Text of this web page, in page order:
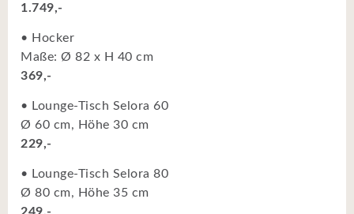
1.749,-
• Hocker
Maße: Ø 82 x H 40 cm
369,-
• Lounge-Tisch Selora 60
Ø 60 cm, Höhe 30 cm
229,-
• Lounge-Tisch Selora 80
Ø 80 cm, Höhe 35 cm
249,-